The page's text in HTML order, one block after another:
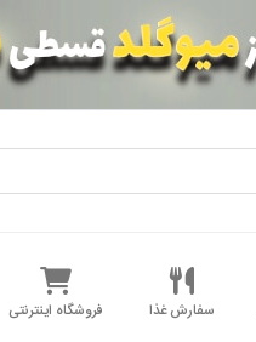
سفارش غذا فروشگاه اینترنتی